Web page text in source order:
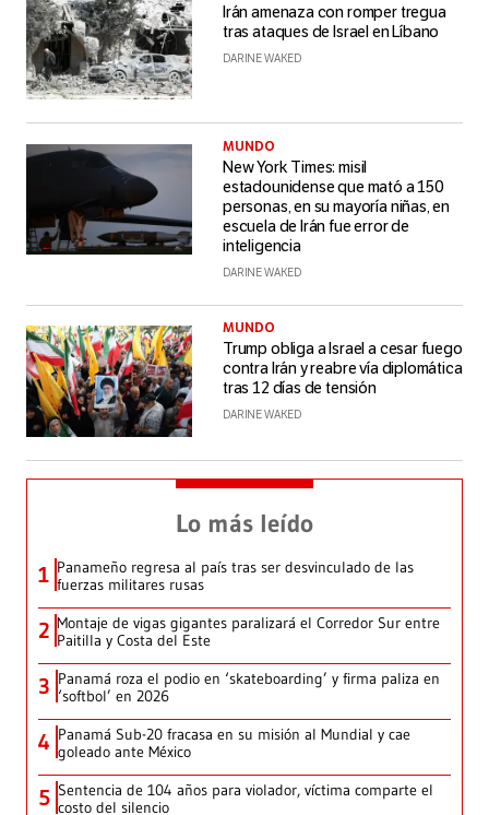
Irán amenaza con romper tregua
tras ataques de Israel en Líbano
DARINE WAKED
MUNDO
New York Times: misil
estadounidense que mató a 150
personas, en su mayoría niñas, en
escuela de Irán fue error de
inteligencia
DARINE WAKED
MUNDO
Trump obliga a Israel a cesar fuego
contra Irán y reabre vía diplomática
tras 12 días de tensión
DARINE WAKED
Lo más leído
1 Panameño regresa al país tras ser desvinculado de las
fuerzas militares rusas
2 Montaje de vigas gigantes paralizará el Corredor Sur entre
Paitilla y Costa del Este
3 Panamá roza el podio en ‘skateboarding’ y firma paliza en
‘softbol’ en 2026
4 Panamá Sub-20 fracasa en su misión al Mundial y cae
goleado ante México
5 Sentencia de 104 años para violador, víctima comparte el
costo del silencio